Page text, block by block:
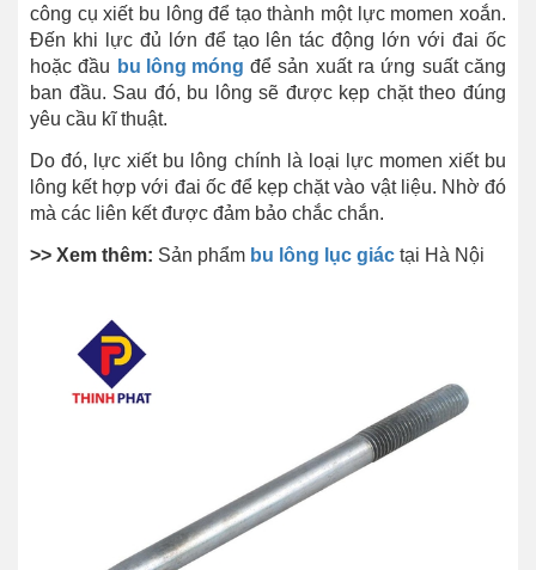
công cụ xiết bu lông để tạo thành một lực momen xoắn.
Đến khi lực đủ lớn để tạo lên tác động lớn với đai ốc
hoặc đầu bu lông móng để sản xuất ra ứng suất căng
ban đầu. Sau đó, bu lông sẽ được kẹp chặt theo đúng
yêu cầu kĩ thuật.
Do đó, lực xiết bu lông chính là loại lực momen xiết bu
lông kết hợp với đai ốc để kẹp chặt vào vật liệu. Nhờ đó
mà các liên kết được đảm bảo chắc chắn.
>> Xem thêm: Sản phẩm bu lông lục giác tại Hà Nội